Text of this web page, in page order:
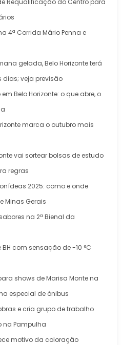
Requalificação do Centro para
4ª Corrida Mário Penna e
gelada, Belo Horizonte terá
dias; veja previsão
Belo Horizonte: o que abre, o
marca o outubro mais
vai sortear bolsas de estudo
regras
2025: como e onde
Minas Gerais
na 2ª Bienal da
com sensação de -10 °C
shows de Marisa Monte na
especial de ônibus
e cria grupo de trabalho
Pampulha
motivo da coloração